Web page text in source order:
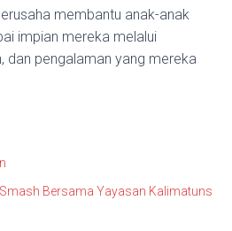
membantu anak-anak
impian mereka melalui
dan pengalaman yang mereka
Bersama Yayasan Kalimatuns